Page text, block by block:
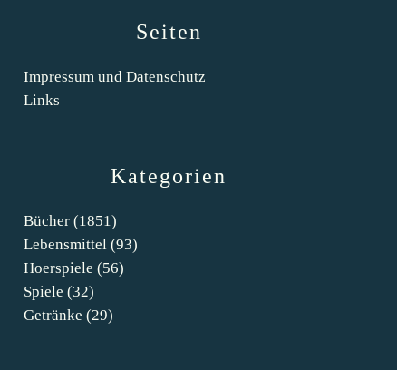
Kategorien
Bücher (1851)
Lebensmittel (93)
Hoerspiele (56)
Spiele (32)
Getränke (29)
Seiten
Impressum und Datenschutz
Links